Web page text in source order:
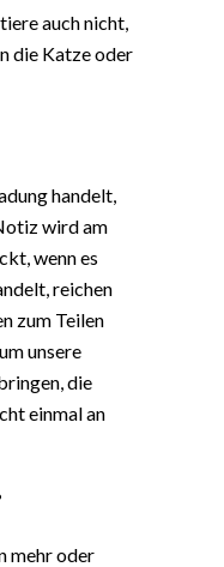
auch nicht,
die Katze oder
handelt,
wird am
wenn es
reichen
zum Teilen
unsere
die
einmal an
mehr oder